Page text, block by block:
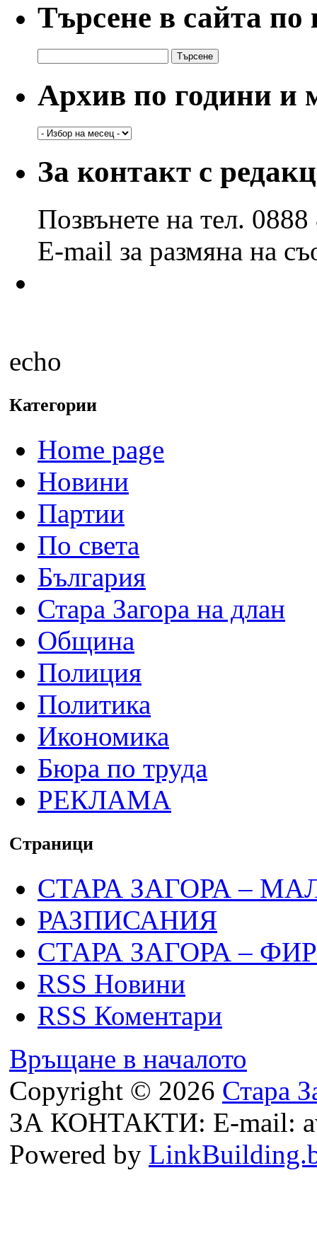
Търсене в сайта
за:
Архив по години и
Архив
и
месеци
За контакт с
Позвънете на тел.
E-mail за размяна на
echo
Категории
Home page
Новини
Партии
По света
България
Стара Загора на длан
Община
Полиция
Политика
Икономика
Бюра по труда
РЕКЛАМА
Страници
СТАРА ЗАГОРА –
РАЗПИСАНИЯ
СТАРА ЗАГОРА –
RSS Новини
RSS Коментари
Връщане в началото
Copyright © 2026 Стара
ЗА КОНТАКТИ: E-mail:
Powered by